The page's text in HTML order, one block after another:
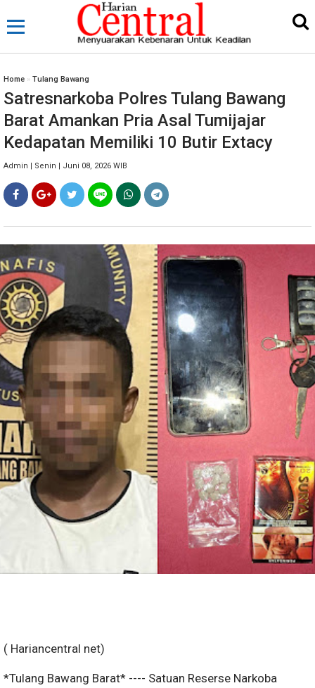
Home » Tulang Bawang
Satresnarkoba Polres Tulang Bawang
Barat Amankan Pria Asal Tumijajar
Kedapatan Memiliki 10 Butir Extacy
Admin | Senin | Juni 08, 2026 WIB
( Hariancentral net)
*Tulang Bawang Barat* ---- Satuan Reserse Narkoba